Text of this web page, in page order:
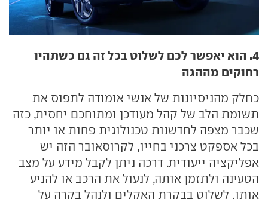
4. הוא יאפשר לכם לשלוט בכל זה גם כשתהיו
רחוקים מההגה
כחלק מהניסיונות של אנשי אומודה לתפוס את
תשומת הלב של קהל מעודכן ומתוחכם יחסית, כזה
שכבר מצפה לחדשנות טכנולוגית פחות או יותר
בכל אספקט צרכני בחייו, לקרוסאובר הזה יש
אפליקציה ייעודית. דרכה ניתן לקבל מידע על מצב
הטעינה ולתזמן אותה, לנעול את הרכב או להניע
אותו, לשלוט בבקרת האקלים ולנהל בקרה על